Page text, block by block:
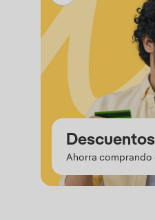
Saldo
Experiencias
Descuentos
Ahorra comprando
Saldo